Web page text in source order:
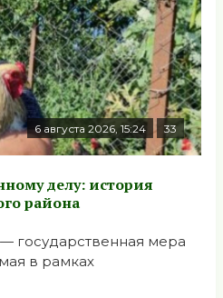
6 августа 2026, 15:24 33
делу: история
района
государственная мера
в рамках